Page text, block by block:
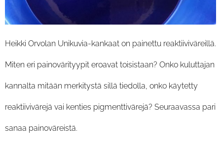
Heikki Orvolan Unikuvia-kankaat on painettu reaktiiviväreillä.
Miten eri painovärityypit eroavat toisistaan? Onko kuluttajan
kannalta mitään merkitystä sillä tiedolla, onko käytetty
reaktiivivärejä vai kenties pigmenttivärejä? Seuraavassa pari
sanaa painoväreistä.